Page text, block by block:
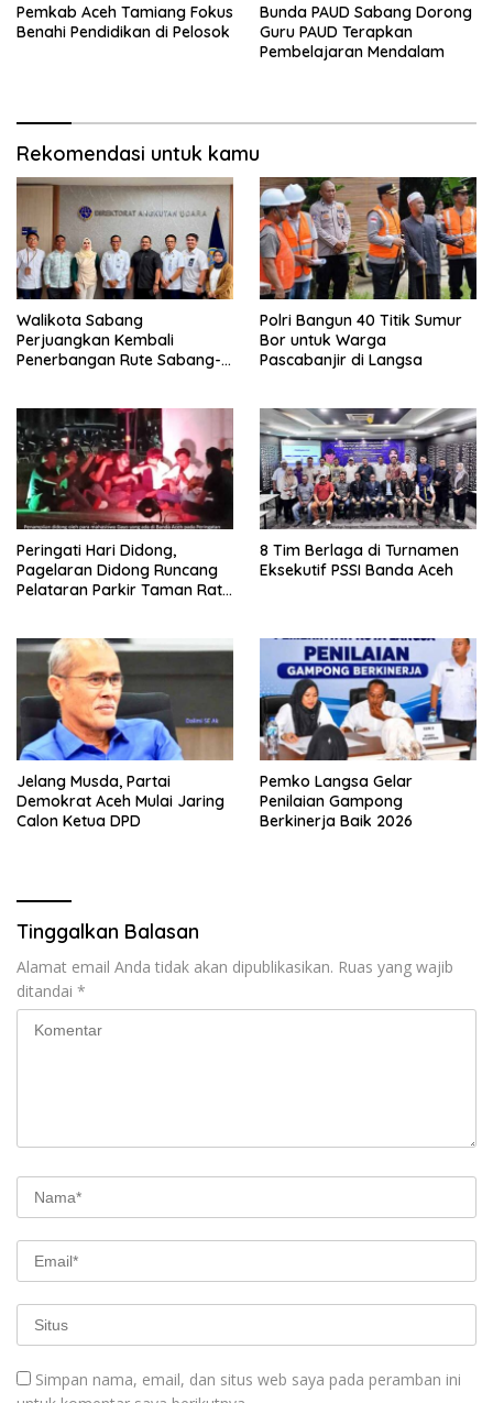
Pemkab Aceh Tamiang Fokus
Benahi Pendidikan di Pelosok
Bunda PAUD Sabang Dorong
Guru PAUD Terapkan
Pembelajaran Mendalam
Rekomendasi untuk kamu
Walikota Sabang
Perjuangkan Kembali
Penerbangan Rute Sabang-
Polri Bangun 40 Titik Sumur
Bor untuk Warga
Pascabanjir di Langsa
Peringati Hari Didong,
Pagelaran Didong Runcang
Pelataran Parkir Taman Ratu
8 Tim Berlaga di Turnamen
Eksekutif PSSI Banda Aceh
Jelang Musda, Partai
Demokrat Aceh Mulai Jaring
Calon Ketua DPD
Pemko Langsa Gelar
Penilaian Gampong
Berkinerja Baik 2026
Tinggalkan Balasan
Alamat email Anda tidak akan dipublikasikan. Ruas yang wajib
ditandai *
Simpan nama, email, dan situs web saya pada peramban ini